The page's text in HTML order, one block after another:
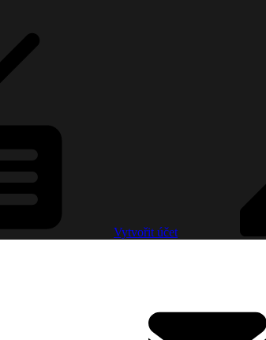
Vytvořit účet